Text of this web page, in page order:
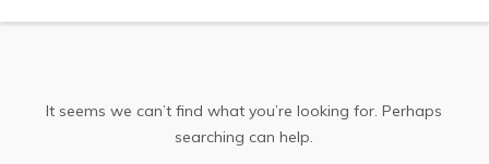
It seems we can’t find what you’re looking for. Perhaps
searching can help.